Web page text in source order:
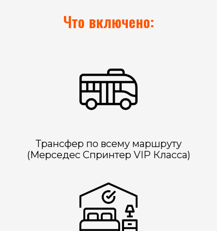
Что включено:
Трансфер по всему маршруту
(Мерседес Спринтер VIP Класса)